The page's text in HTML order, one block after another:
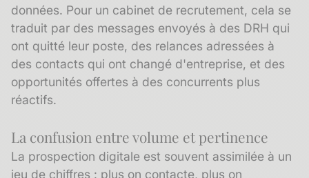
données. Pour un cabinet de recrutement, cela se
traduit par des messages envoyés à des DRH qui
ont quitté leur poste, des relances adressées à
des contacts qui ont changé d'entreprise, et des
opportunités offertes à des concurrents plus
réactifs.
La confusion entre volume et pertinence
La prospection digitale est souvent assimilée à un
jeu de chiffres : plus on contacte, plus on